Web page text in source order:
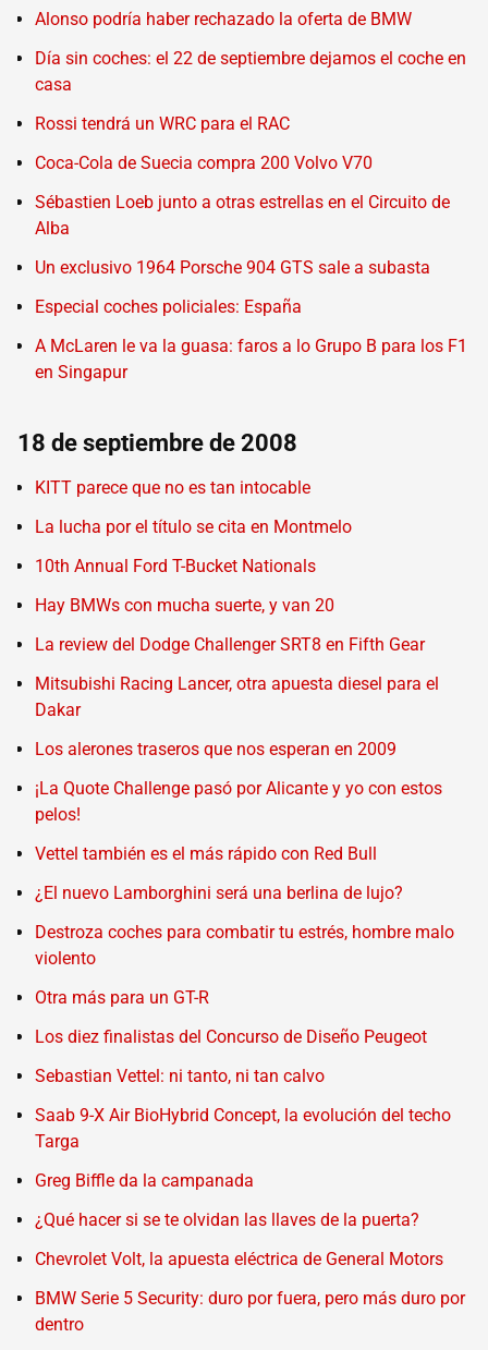
Alonso podría haber rechazado la oferta de BMW
Día sin coches: el 22 de septiembre dejamos el coche en
casa
Rossi tendrá un WRC para el RAC
Coca-Cola de Suecia compra 200 Volvo V70
Sébastien Loeb junto a otras estrellas en el Circuito de
Alba
Un exclusivo 1964 Porsche 904 GTS sale a subasta
Especial coches policiales: España
A McLaren le va la guasa: faros a lo Grupo B para los F1
en Singapur
18 de septiembre de 2008
KITT parece que no es tan intocable
La lucha por el título se cita en Montmelo
10th Annual Ford T-Bucket Nationals
Hay BMWs con mucha suerte, y van 20
La review del Dodge Challenger SRT8 en Fifth Gear
Mitsubishi Racing Lancer, otra apuesta diesel para el
Dakar
Los alerones traseros que nos esperan en 2009
¡La Quote Challenge pasó por Alicante y yo con estos
pelos!
Vettel también es el más rápido con Red Bull
¿El nuevo Lamborghini será una berlina de lujo?
Destroza coches para combatir tu estrés, hombre malo
violento
Otra más para un GT-R
Los diez finalistas del Concurso de Diseño Peugeot
Sebastian Vettel: ni tanto, ni tan calvo
Saab 9-X Air BioHybrid Concept, la evolución del techo
Targa
Greg Biffle da la campanada
¿Qué hacer si se te olvidan las llaves de la puerta?
Chevrolet Volt, la apuesta eléctrica de General Motors
BMW Serie 5 Security: duro por fuera, pero más duro por
dentro